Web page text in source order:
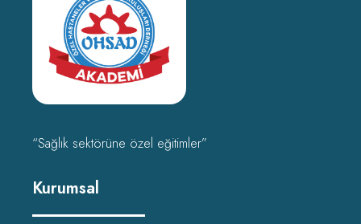
“Sağlık sektörüne özel eğitimler”
Kurumsal